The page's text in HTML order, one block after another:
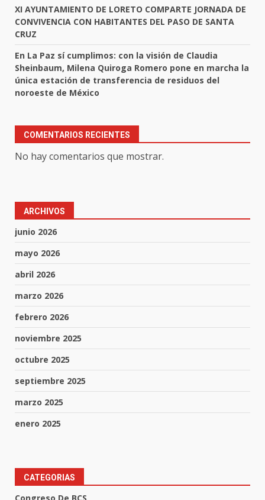
XI AYUNTAMIENTO DE LORETO COMPARTE JORNADA DE
CONVIVENCIA CON HABITANTES DEL PASO DE SANTA
CRUZ
En La Paz sí cumplimos: con la visión de Claudia
Sheinbaum, Milena Quiroga Romero pone en marcha la
única estación de transferencia de residuos del
noroeste de México
COMENTARIOS RECIENTES
No hay comentarios que mostrar.
ARCHIVOS
junio 2026
mayo 2026
abril 2026
marzo 2026
febrero 2026
noviembre 2025
octubre 2025
septiembre 2025
marzo 2025
enero 2025
CATEGORIAS
Congreso De BCS